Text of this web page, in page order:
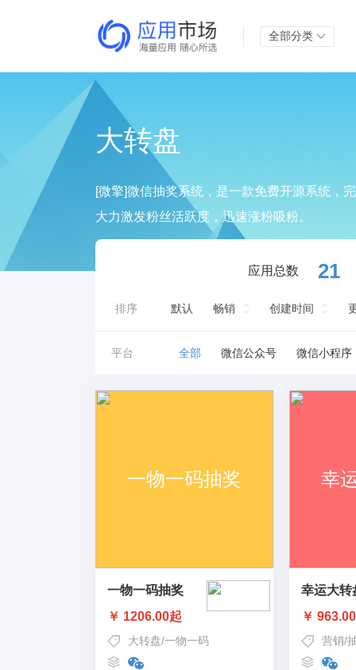
全部分类
大转盘
[微擎]微信抽奖系统，是一款免费开源系统，
大力激发粉丝活跃度，迅速涨粉吸粉。
应用总数 21
排序 默认 畅销 创建时间
平台 全部 微信公众号 微信小程序
一物一码抽奖
￥ 1206.00起
大转盘/一物一码
幸运大转
￥
营销/